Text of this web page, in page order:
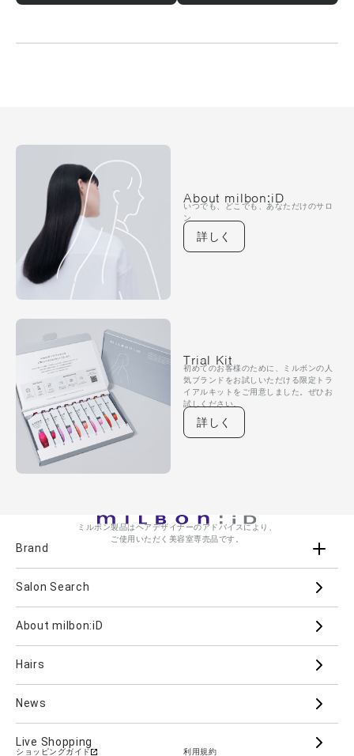
About milbon:iD
いつでも、どこでも、あなただけのサロ
ン
詳しく
Trial Kit
初めてのお客様のために、ミルボンの人
気ブランドをお試しいただける限定トラ
イアルキットをご用意しました。ぜひお
試しください。
詳しく
ミルボン製品はヘアデザイナーのアドバイスにより、
ご使用いただく美容室専売品です。
Brand
Aujua milbon
PJOLI
Salon Search
About milbon:iD
Hairs
News
Live Shopping
ショッピングガイド 利用規約